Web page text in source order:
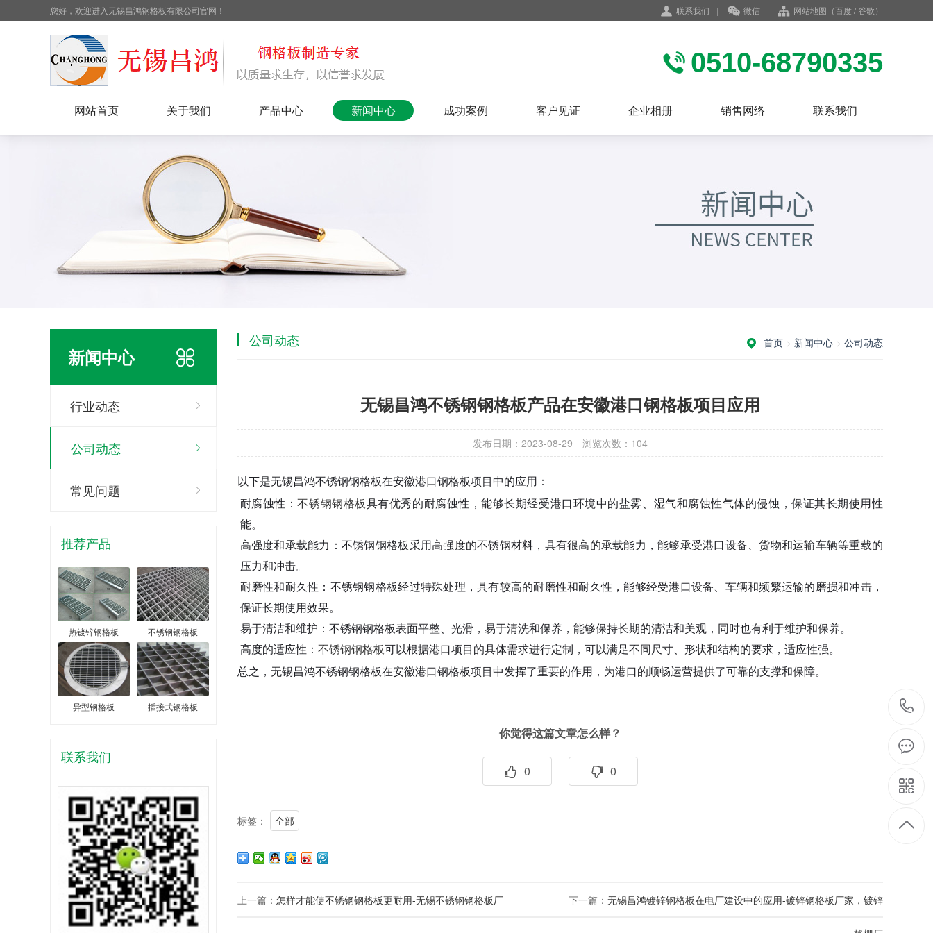
联系我们 | 微信 | 网站地图 （百度/谷歌）
您好，欢迎进入无锡昌鸿钢格板有限公司官网！
0510-68790335
网站首页 关于我们 产品中心 新闻中心 成功案例 客户见证 企业相册 销售网络 联系我们
新闻中心
行业动态
公司动态
常见问题
推荐产品
热镀锌钢格板 不锈钢钢格板
异型钢格板 插接式钢格板
联系我们
首页 > 新闻中心 > 公司动态
公司动态
无锡昌鸿不锈钢钢格板产品在安徽港口钢格板项目应用
发布日期：2023-08-29 浏览次数： 104
以下是无锡昌鸿不锈钢钢格板在安徽港口钢格板项目中的应用：
耐腐蚀性：不锈钢钢格板具有优秀的耐腐蚀性，能够长期经受港口环境中的盐雾、湿气和腐蚀性气体的侵蚀，保证其长期使用性
能。
高强度和承载能力：不锈钢钢格板采用高强度的不锈钢材料，具有很高的承载能力，能够承受港口设备、货物和运输车辆等重载的
压力和冲击。
耐磨性和耐久性：不锈钢钢格板经过特殊处理，具有较高的耐磨性和耐久性，能够经受港口设备、车辆和频繁运输的磨损和冲击，
保证长期使用效果。
易于清洁和维护：不锈钢钢格板表面平整、光滑，易于清洗和保养，能够保持长期的清洁和美观，同时也有利于维护和保养。
高度的适应性： 不锈钢钢格板可以根据港口项目的具体需求进行定制，可以满足不同尺寸、形状和结构的要求，适应性强。
总之，无锡昌鸿不锈钢钢格板在安徽港口钢格板项目中发挥了重要的作用，为港口的顺畅运营提供了可靠的支撑和保障。
你觉得这篇文章怎么样？
0 0
标签： 全部
上一篇： 怎样才能使不锈钢钢格板更耐用-无锡不锈钢钢格板厂 下一篇： 无锡昌鸿镀锌钢格板在电厂建设中的应用-镀锌钢格板厂家，镀锌